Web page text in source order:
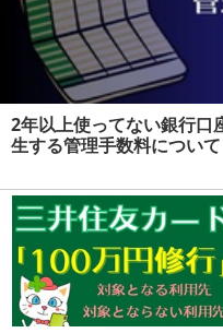
2年以上使ってない銀行口
生する管理手数料につい